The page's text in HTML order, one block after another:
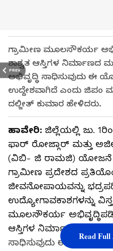
PREV
ಗ್ರಾಮೀಣ ಮೂಲಸೌಕರ್ಯ
ಶಾಶ್ವತ ಆಸ್ತಿಗಳ ನಿರ್ಮಾಣದ
ಅಭಿವೃದ್ಧಿ ಸಾಧಿಸುವುದು ಈ
ಉದ್ದೇಶವಾಗಿದೆ ಎಂದು ಜಿಪಂ
ದಲ್ಜೀತ್ ಕುಮಾರ ಹೇಳಿದರು.
ಹಾವೇರಿ: ಜಿಲ್ಲೆಯಲ್ಲಿ ಜು.
ಫಾರ್ ರೋಜ್ಗಾರ್ ಮತ್ತು
(ವಿಬಿ- ಜಿ ರಾಮಜಿ) ಯೋಜನೆ
ಗ್ರಾಮೀಣ ಪ್ರದೇಶದ
ಜೀವನೋಪಾಯವನ್ನು
ಉದ್ಯೋಗಾವಕಾಶಗಳನ್ನು
ಮೂಲಸೌಕರ್ಯ
ಆಸ್ತಿಗಳ ನಿರ್ಮಾಣದ ಮೂಲಕ
ಸಾಧಿಸುವುದು ಈ ಯೋಜನೆಯ
Read